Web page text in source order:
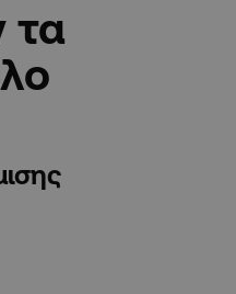
τα